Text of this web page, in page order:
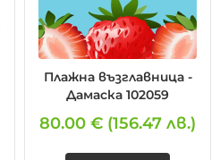
Плажна възглавница -
Дамаска 102059
80.00 € (156.47 лв.)